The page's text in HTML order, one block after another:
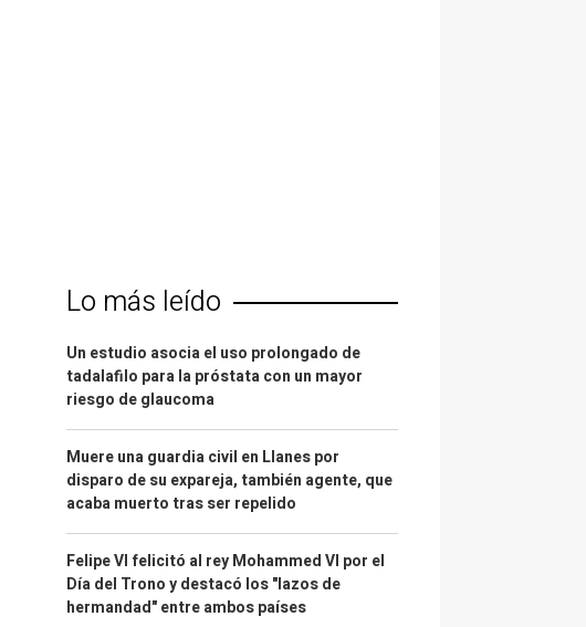
Lo más leído
Un estudio asocia el uso prolongado de
tadalafilo para la próstata con un mayor
riesgo de glaucoma
Muere una guardia civil en Llanes por
disparo de su expareja, también agente, que
acaba muerto tras ser repelido
Felipe VI felicitó al rey Mohammed VI por el
Día del Trono y destacó los "lazos de
hermandad" entre ambos países